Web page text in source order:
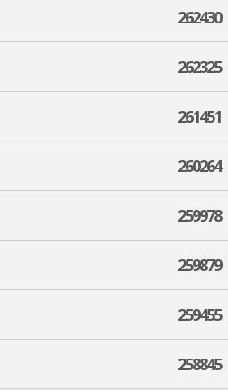
262430
262325
261451
260264
259978
259879
259455
258845